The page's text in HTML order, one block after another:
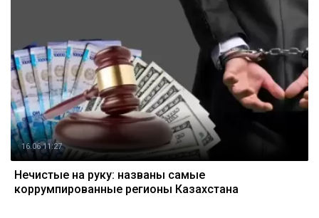
16.06 11:27
Нечистые на руку: названы самые
коррумпированные регионы Казахстана